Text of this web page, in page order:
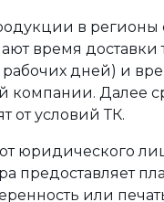
в регионы
время доставки
дней) и
компании. Далее
от условий ТК.
юридического
предоставляет
или